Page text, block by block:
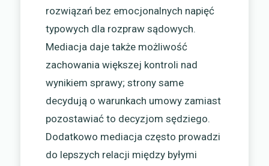
rozwiązań bez emocjonalnych napięć
typowych dla rozpraw sądowych.
Mediacja daje także możliwość
zachowania większej kontroli nad
wynikiem sprawy; strony same
decydują o warunkach umowy zamiast
pozostawiać to decyzjom sędziego.
Dodatkowo mediacja często prowadzi
do lepszych relacji między byłymi